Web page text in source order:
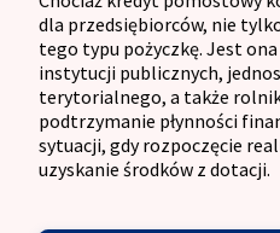
dla przedsiębiorców, nie
tego typu pożyczkę. Jest
instytucji publicznych,
terytorialnego, a także
podtrzymanie płynności
sytuacji, gdy rozpoczęcie
uzyskanie środków z dotacji.